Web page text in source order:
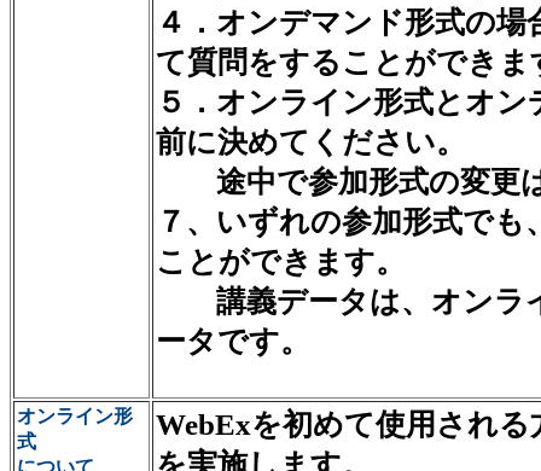
４．オンデマンド形式の
て質問をすることができま
５．オンライン形式とオ
前に決めてください。
途中で参加形式の変更
７、いずれの参加形式で
ことができます。
講義データは、オンラ
ータです。
オンライン形
式
について
WebExを初めて使用され
を実施します。